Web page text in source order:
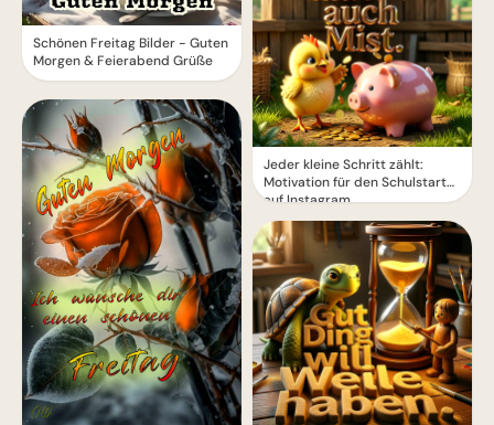
Schönen Freitag Bilder - Guten
Morgen & Feierabend Grüße
Jeder kleine Schritt zählt:
Motivation für den Schulstart
auf Instagram.